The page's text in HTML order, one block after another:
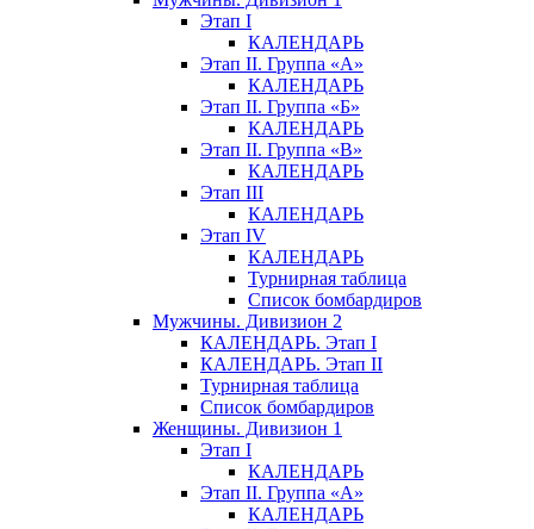
Этап I
КАЛЕНДАРЬ
Этап II. Группа «А»
КАЛЕНДАРЬ
Этап II. Группа «Б»
КАЛЕНДАРЬ
Этап II. Группа «В»
КАЛЕНДАРЬ
Этап III
КАЛЕНДАРЬ
Этап IV
КАЛЕНДАРЬ
Турнирная таблица
Список бомбардиров
Мужчины. Дивизион 2
КАЛЕНДАРЬ. Этап I
КАЛЕНДАРЬ. Этап II
Турнирная таблица
Список бомбардиров
Женщины. Дивизион 1
Этап I
КАЛЕНДАРЬ
Этап II. Группа «А»
КАЛЕНДАРЬ